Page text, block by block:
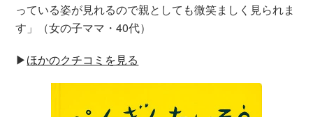
っている姿が見れるので親としても微笑ましく見られま
す」（女の子ママ・40代）
▶︎ほかのクチコミを見る